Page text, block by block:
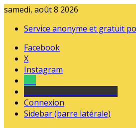
samedi, août 8 2026
Service anonyme et gratuit
Facebook
X
Instagram
Connexion
Sidebar (barre latérale)